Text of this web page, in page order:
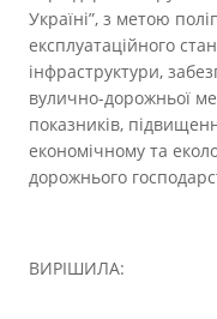
Україні”, з метою
експлуатаційного
інфраструктури,
вулично-дорожньої
показників,
економічному та
дорожнього
ВИРІШИЛА: